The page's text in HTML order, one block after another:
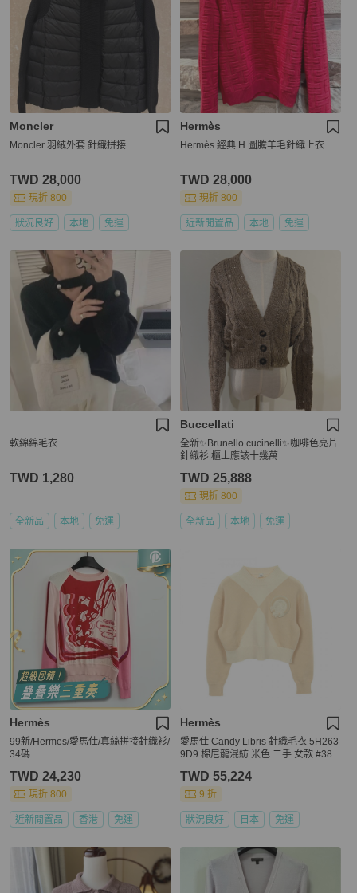
Moncler
Moncler 羽絨外套 針織拼接
TWD 28,000
現折 800
狀況良好 本地 免運
Hermès
Hermès 經典 H 圖騰羊毛針織上衣
TWD 28,000
現折 800
近新閒置品 本地 免運
軟綿綿毛衣
TWD 1,280
全新品 本地 免運
Buccellati
全新✨Brunello cucinelli✨咖啡色亮片
針織衫 櫃上應該十幾萬
TWD 25,888
現折 800
全新品 本地 免運
Hermès
99新/Hermes/愛馬仕/真絲拼接針織衫/
34碼
TWD 24,230
現折 800
近新閒置品 香港 免運
Hermès
愛馬仕 Candy Libris 針織毛衣 5H263
9D9 棉尼龍混紡 米色 二手 女款 #38
TWD 55,224
9 折
狀況良好 日本 免運